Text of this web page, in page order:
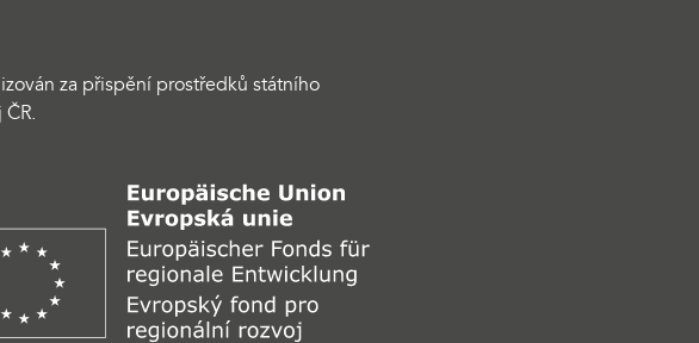
za přispění prostředků státního